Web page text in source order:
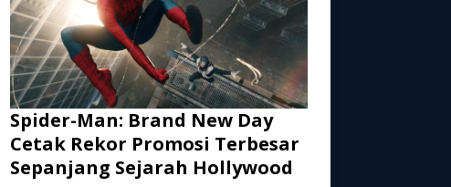
Spider-Man: Brand New Day
Cetak Rekor Promosi Terbesar
Sepanjang Sejarah Hollywood